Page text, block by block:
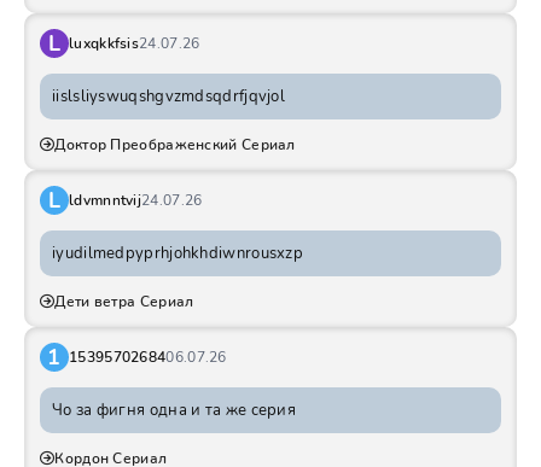
L luxqkkfsis24.07.26
iislsliyswuqshgvzmdsqdrfjqvjol
Доктор Преображенский Сериал
L ldvmnntvij24.07.26
iyudilmedpyprhjohkhdiwnrousxzp
Дети ветра Сериал
1 1539570268406.07.26
Чо за фигня одна и та же серия
Кордон Сериал